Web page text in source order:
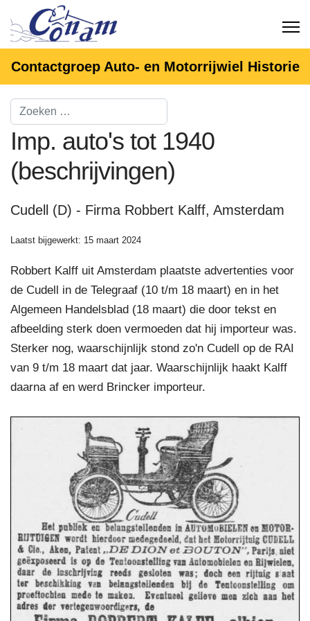
Contactgroep Auto- en Motorrijwiel Historie
Imp. auto's tot 1940
(beschrijvingen)
Cudell (D) - Firma Robbert Kalff, Amsterdam
Laatst bijgewerkt: 15 maart 2024
Robbert Kalff uit Amsterdam plaatste advertenties voor
de Cudell in de Telegraaf (10 t/m 18 maart) en in het
Algemeen Handelsblad (18 maart) die door tekst en
afbeelding sterk doen vermoeden dat hij importeur was.
Sterker nog, waarschijnlijk stond zo'n Cudell op de RAI
van 9 t/m 18 maart dat jaar. Waarschijnlijk haakt Kalff
daarna af en werd Brincker importeur.